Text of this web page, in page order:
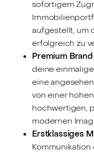
sofortigem
aufgestellt, um
erfolgreich zu
Premium Brand
deine
eine
von einer
hochwertigen,
modernen
Erstklassiges